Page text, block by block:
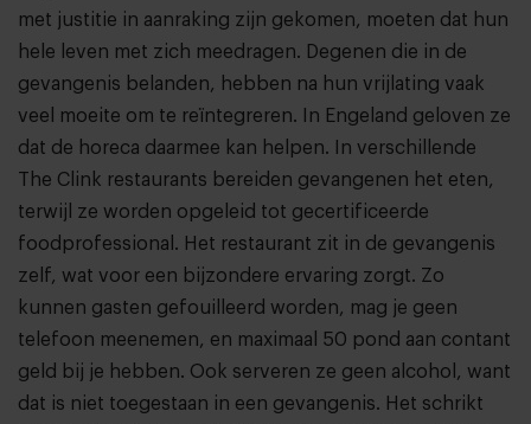
met justitie in aanraking zijn gekomen, moeten dat hun
hele leven met zich meedragen. Degenen die in de
gevangenis belanden, hebben na hun vrijlating vaak
veel moeite om te reïntegreren. In Engeland geloven ze
dat de horeca daarmee kan helpen. In verschillende
The Clink restaurants bereiden gevangenen het eten,
terwijl ze worden opgeleid tot gecertificeerde
foodprofessional. Het restaurant zit in de gevangenis
zelf, wat voor een bijzondere ervaring zorgt. Zo
kunnen gasten gefouilleerd worden, mag je geen
telefoon meenemen, en maximaal 50 pond aan contant
geld bij je hebben. Ook serveren ze geen alcohol, want
dat is niet toegestaan in een gevangenis. Het schrikt